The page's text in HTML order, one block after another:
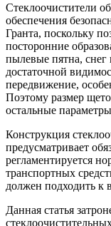
Стеклоочистители
обеспечения
Гранта, поскольку
посторонние
пылевые пятна, снег
достаточной
передвижение,
Поэтому размер
остальные
Конструкция
предусматривает
регламентируется
транспортных
должен подходить к
Данная статья